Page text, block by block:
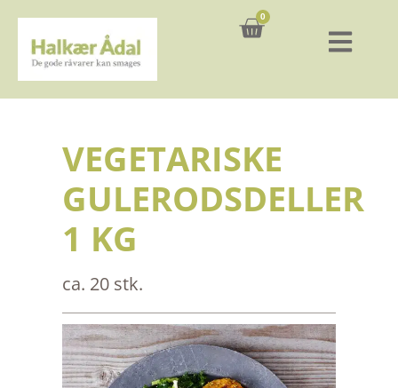
0
Kurv
VEGETARISKE
GULERODSDELLER
1 KG
ca. 20 stk.